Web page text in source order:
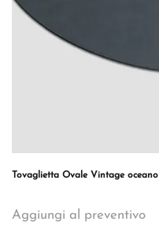
Tovaglietta Ovale Vintage oceano
Aggiungi al preventivo